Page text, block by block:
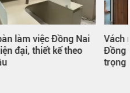
Vách ngăn phòng khách
Đồng Nai – Điểm nhấn sang
trọng cho ngôi nhà